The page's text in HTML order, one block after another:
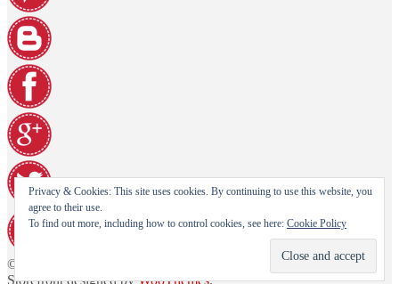
© Paninohome e-shop 2026
Storefront designed byWooThemes.
Privacy & Cookies: This site uses cookies. By continuing to use this website, you
agree to their use.
To find out more, including how to control cookies, see here: Cookie Policy